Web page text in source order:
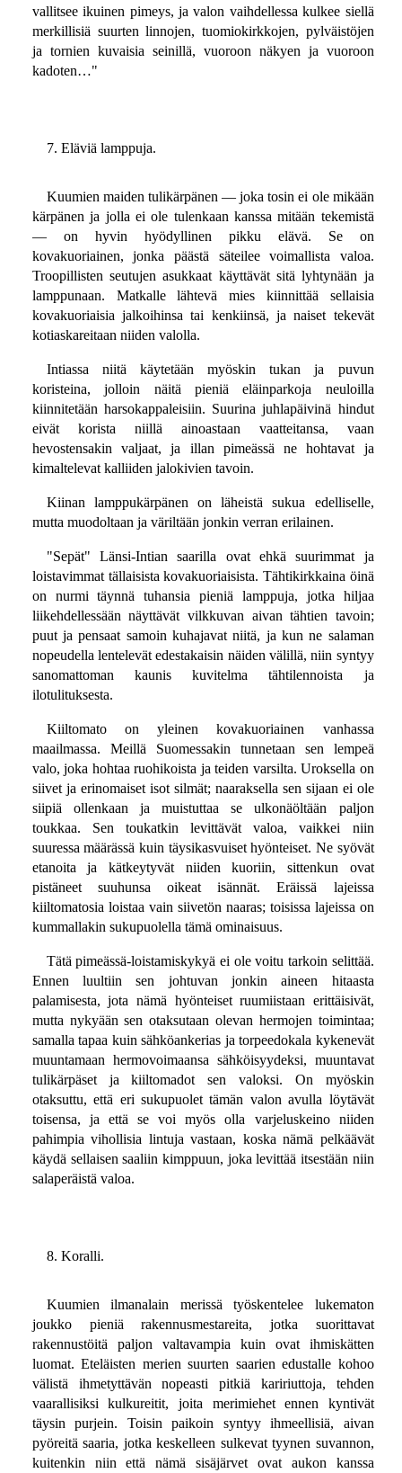
vallitsee ikuinen pimeys, ja valon vaihdellessa kulkee siellä
merkillisiä suurten linnojen, tuomiokirkkojen, pylväistöjen
ja tornien kuvaisia seinillä, vuoroon näkyen ja vuoroon
kadoten…"
7. Eläviä lamppuja.
Kuumien maiden tulikärpänen — joka tosin ei ole mikään
kärpänen ja jolla ei ole tulenkaan kanssa mitään tekemistä
— on hyvin hyödyllinen pikku elävä. Se on
kovakuoriainen, jonka päästä säteilee voimallista valoa.
Troopillisten seutujen asukkaat käyttävät sitä lyhtynään ja
lamppunaan. Matkalle lähtevä mies kiinnittää sellaisia
kovakuoriaisia jalkoihinsa tai kenkiinsä, ja naiset tekevät
kotiaskareitaan niiden valolla.
Intiassa niitä käytetään myöskin tukan ja puvun
koristeina, jolloin näitä pieniä eläinparkoja neuloilla
kiinnitetään harsokappaleisiin. Suurina juhlapäivinä hindut
eivät korista niillä ainoastaan vaatteitansa, vaan
hevostensakin valjaat, ja illan pimeässä ne hohtavat ja
kimaltelevat kalliiden jalokivien tavoin.
Kiinan lamppukärpänen on läheistä sukua edelliselle,
mutta muodoltaan ja väriltään jonkin verran erilainen.
"Sepät" Länsi-Intian saarilla ovat ehkä suurimmat ja
loistavimmat tällaisista kovakuoriaisista. Tähtikirkkaina öinä
on nurmi täynnä tuhansia pieniä lamppuja, jotka hiljaa
liikehdellessään näyttävät vilkkuvan aivan tähtien tavoin;
puut ja pensaat samoin kuhajavat niitä, ja kun ne salaman
nopeudella lentelevät edestakaisin näiden välillä, niin syntyy
sanomattoman kaunis kuvitelma tähtilennoista ja
ilotulituksesta.
Kiiltomato on yleinen kovakuoriainen vanhassa
maailmassa. Meillä Suomessakin tunnetaan sen lempeä
valo, joka hohtaa ruohikoista ja teiden varsilta. Uroksella on
siivet ja erinomaiset isot silmät; naaraksella sen sijaan ei ole
siipiä ollenkaan ja muistuttaa se ulkonäöltään paljon
toukkaa. Sen toukatkin levittävät valoa, vaikkei niin
suuressa määrässä kuin täysikasvuiset hyönteiset. Ne syövät
etanoita ja kätkeytyvät niiden kuoriin, sittenkun ovat
pistäneet suuhunsa oikeat isännät. Eräissä lajeissa
kiiltomatosia loistaa vain siivetön naaras; toisissa lajeissa on
kummallakin sukupuolella tämä ominaisuus.
Tätä pimeässä-loistamiskykyä ei ole voitu tarkoin selittää.
Ennen luultiin sen johtuvan jonkin aineen hitaasta
palamisesta, jota nämä hyönteiset ruumiistaan erittäisivät,
mutta nykyään sen otaksutaan olevan hermojen toimintaa;
samalla tapaa kuin sähköankerias ja torpeedokala kykenevät
muuntamaan hermovoimaansa sähköisyydeksi, muuntavat
tulikärpäset ja kiiltomadot sen valoksi. On myöskin
otaksuttu, että eri sukupuolet tämän valon avulla löytävät
toisensa, ja että se voi myös olla varjeluskeino niiden
pahimpia vihollisia lintuja vastaan, koska nämä pelkäävät
käydä sellaisen saaliin kimppuun, joka levittää itsestään niin
salaperäistä valoa.
8. Koralli.
Kuumien ilmanalain merissä työskentelee lukematon
joukko pieniä rakennusmestareita, jotka suorittavat
rakennustöitä paljon valtavampia kuin ovat ihmiskätten
luomat. Eteläisten merien suurten saarien edustalle kohoo
välistä ihmetyttävän nopeasti pitkiä kaririuttoja, tehden
vaarallisiksi kulkureitit, joita merimiehet ennen kyntivät
täysin purjein. Toisin paikoin syntyy ihmeellisiä, aivan
pyöreitä saaria, jotka keskelleen sulkevat tyynen suvannon,
kuitenkin niin että nämä sisäjärvet ovat aukon kanssa